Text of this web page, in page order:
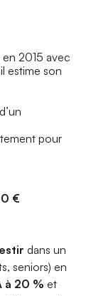
2015 avec
estime son
pour
€
dans un
seniors) en
à 20 % et